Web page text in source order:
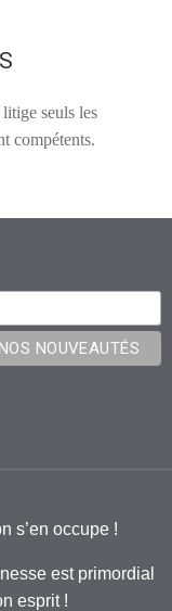
seuls les
compétents.
s’en occupe !
est primordial
esprit !